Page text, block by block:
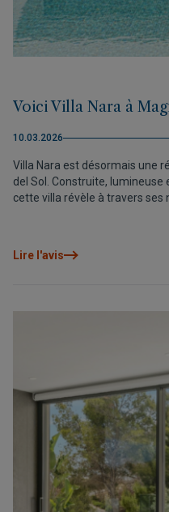
Voici Villa Nara à
10.03.2026
Villa Nara est désormais une
del Sol. Construite,
cette villa révèle à travers ses
avec des espaces spacieux,
Lire l'avis